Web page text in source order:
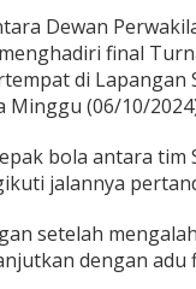
Dewan
final
di Lapangan
Minggu (06/10/
bola antara tim
jalannya
setelah
dengan adu